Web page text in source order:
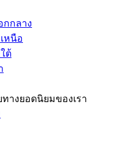
กกลาง
หนือ
ต้
างยอดนิยมของเรา